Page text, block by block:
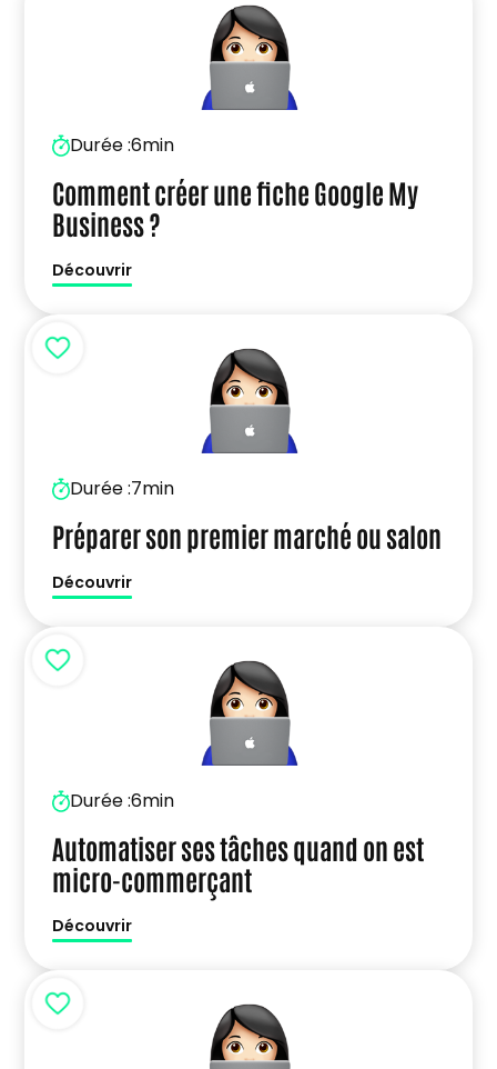
Durée :6min
Comment créer une fiche Google My
Business ?
Découvrir
Durée :7min
Préparer son premier marché ou salon
Découvrir
Durée :6min
Automatiser ses tâches quand on est
micro-commerçant
Découvrir